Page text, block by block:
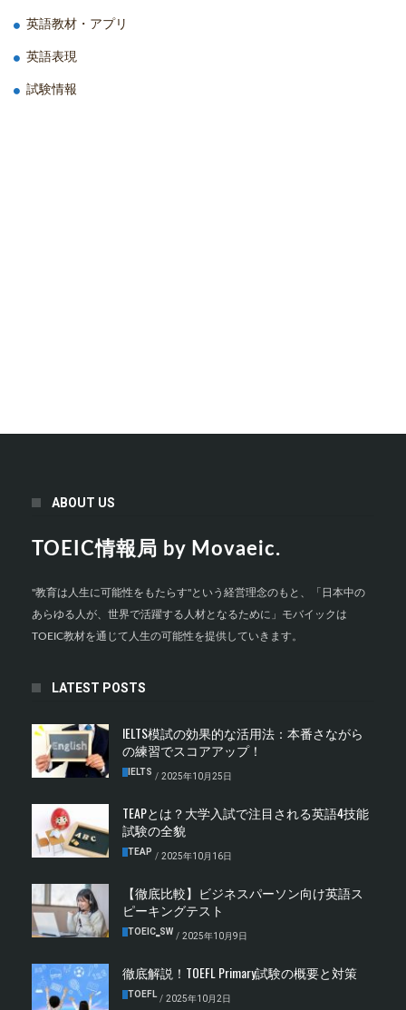
英語教材・アプリ
英語表現
試験情報
ABOUT US
TOEIC情報局 by Movaeic.
"教育は人生に可能性をもたらす"という経営理念のもと、「日本中の
あらゆる人が、世界で活躍する人材となるために」モバイックは
TOEIC教材を通じて人生の可能性を提供していきます。
LATEST POSTS
IELTS模試の効果的な活用法：本番さながら
の練習でスコアアップ！
IELTS / 2025年10月25日
TEAPとは？大学入試で注目される英語4技能
試験の全貌
TEAP / 2025年10月16日
【徹底比較】ビジネスパーソン向け英語ス
ピーキングテスト
TOEIC‗SW / 2025年10月9日
徹底解説！TOEFL Primary試験の概要と対策
TOEFL / 2025年10月2日